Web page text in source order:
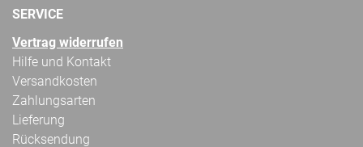
SERVICE
Vertrag widerrufen
Hilfe und Kontakt
Versandkosten
Zahlungsarten
Lieferung
Rücksendung